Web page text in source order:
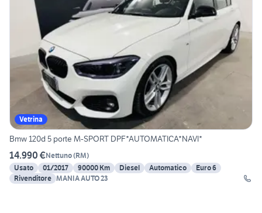
Vetrina
Bmw 120d 5 porte M-SPORT DPF*AUTOMATICA*NAVI*
14.990 €Nettuno(RM)
Usato
01/2017 90000 Km Diesel Automatico
Euro 6
Rivenditore MANIA AUTO 23